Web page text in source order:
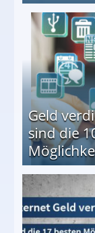
↻ Täglich neue
Geld
sind die
besten Möglichkeiten